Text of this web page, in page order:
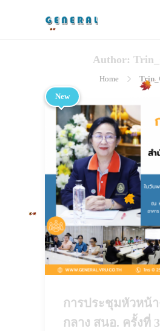
Author:
Home
New
การประชุมหัวหน้
กลาง สนอ. ครั้งที่